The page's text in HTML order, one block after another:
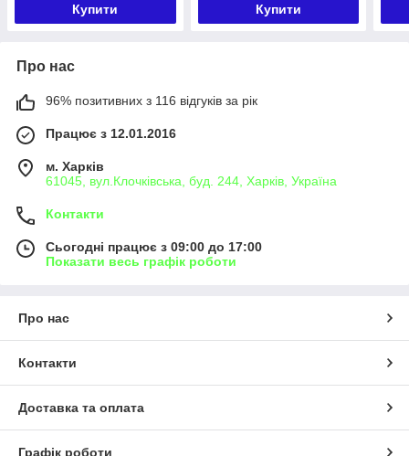
Купити Купити
Про нас
96% позитивних з 116 відгуків за рік
Працює з 12.01.2016
м. Харків
61045, вул.Клочківська, буд. 244, Харків, Україна
Контакти
Сьогодні працює з 09:00 до 17:00
Показати весь графік роботи
Про нас
Контакти
Доставка та оплата
Графік роботи